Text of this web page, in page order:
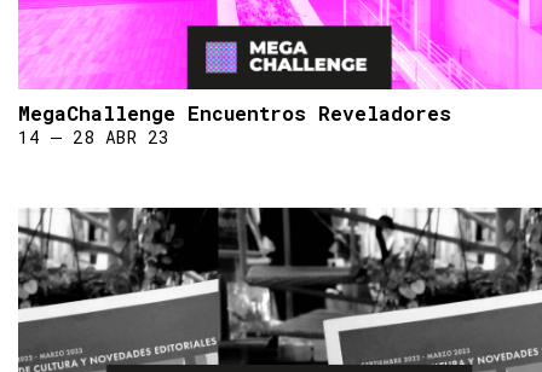
MegaChallenge Encuentros Reveladores
14 ― 28 ABR 23